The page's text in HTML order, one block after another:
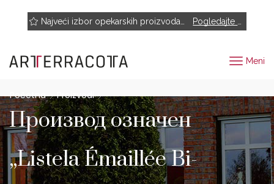
Meni
Početna Proizvodi
Производ oзначен
„Listela Émaillée Bi-